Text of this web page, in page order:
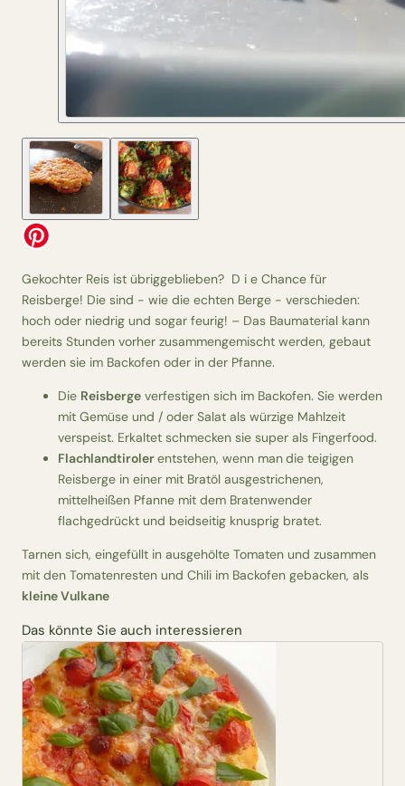
Gekochter Reis ist übriggeblieben? D i e Chance für
Reisberge! Die sind - wie die echten Berge - verschieden:
hoch oder niedrig und sogar feurig! – Das Baumaterial kann
bereits Stunden vorher zusammengemischt werden, gebaut
werden sie im Backofen oder in der Pfanne.
Die Reisberge verfestigen sich im Backofen. Sie werden
mit Gemüse und / oder Salat als würzige Mahlzeit
verspeist. Erkaltet schmecken sie super als Fingerfood.
Flachlandtirolerentstehen, wenn mandie teigigen
Reisberge in einer mit Bratöl ausgestrichenen,
mittelheißen Pfanne mit dem Bratenwender
flachgedrückt und beidseitig knusprig bratet.
Tarnen sich, eingefüllt in ausgehölte Tomaten und zusammen
mit den Tomatenresten und Chili im Backofen gebacken, als
kleine Vulkane
Das könnte Sie auch interessieren